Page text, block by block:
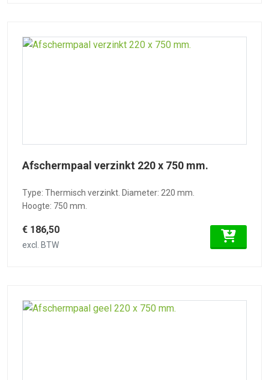
Afschermpaal verzinkt 220 x 750 mm.
Type: Thermisch verzinkt. Diameter: 220 mm.
Hoogte: 750 mm.
€ 186,50
excl. BTW